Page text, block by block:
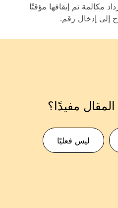
مكالمة تم إيقافها مؤقتًا
إلى إدخال رقم.
مفيدًا؟
ليس فعليًا